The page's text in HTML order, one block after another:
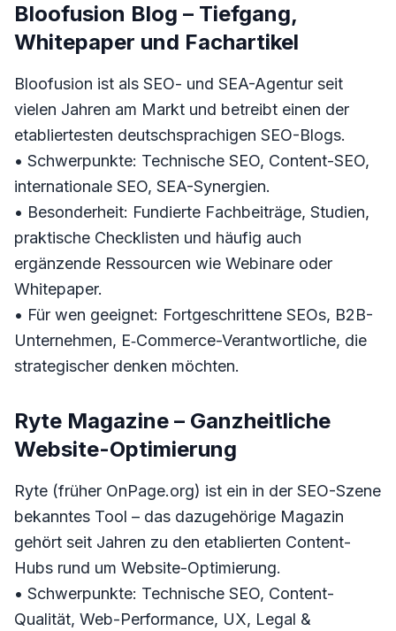
Bloofusion Blog – Tiefgang,
Whitepaper und Fachartikel
Bloofusion ist als SEO- und SEA-Agentur seit
vielen Jahren am Markt und betreibt einen der
etabliertesten deutschsprachigen SEO-Blogs.
• Schwerpunkte: Technische SEO, Content-SEO,
internationale SEO, SEA-Synergien.
• Besonderheit: Fundierte Fachbeiträge, Studien,
praktische Checklisten und häufig auch
ergänzende Ressourcen wie Webinare oder
Whitepaper.
• Für wen geeignet: Fortgeschrittene SEOs, B2B-
Unternehmen, E‑Commerce-Verantwortliche, die
strategischer denken möchten.
Ryte Magazine – Ganzheitliche
Website-Optimierung
Ryte (früher OnPage.org) ist ein in der SEO-Szene
bekanntes Tool – das dazugehörige Magazin
gehört seit Jahren zu den etablierten Content-
Hubs rund um Website-Optimierung.
• Schwerpunkte: Technische SEO, Content-
Qualität, Web-Performance, UX, Legal &